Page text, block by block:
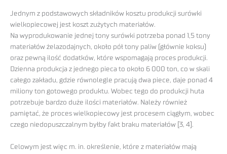
Jednym z podstawowych składników kosztu produkcji surówki
wielkopiecowej jest koszt zużytych materiałów.
Na wyprodukowanie jednej tony surówki potrzeba ponad 1,5 tony
materiałów żelazodajnych, około pół tony paliw (głównie koksu)
oraz pewną ilość dodatków, które wspomagają proces produkcji.
Dzienna produkcja z jednego pieca to około 6 000 ton, co w skali
całego zakładu, gdzie równolegle pracują dwa piece, daje ponad 4
miliony ton gotowego produktu. Wobec tego do produkcji huta
potrzebuje bardzo duże ilości materiałów. Należy również
pamiętać, że proces wielkopiecowy jest procesem ciągłym, wobec
czego niedopuszczalnym byłby fakt braku materiałów [3, 4].
Celowym jest więc m. in. określenie, które z materiałów mają